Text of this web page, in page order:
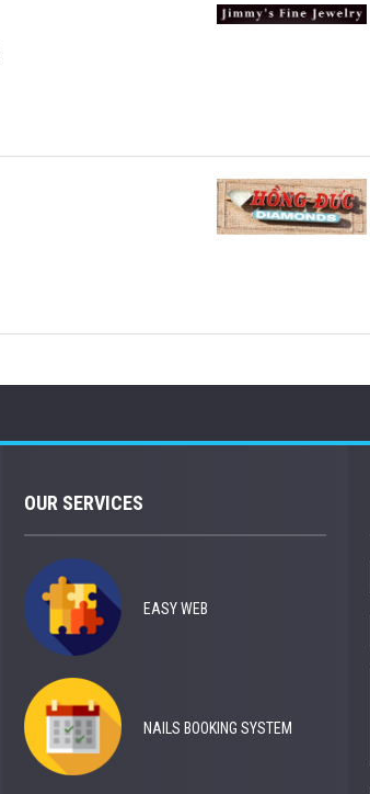
OUR SERVICES
EASY WEB
NAILS BOOKING SYSTEM